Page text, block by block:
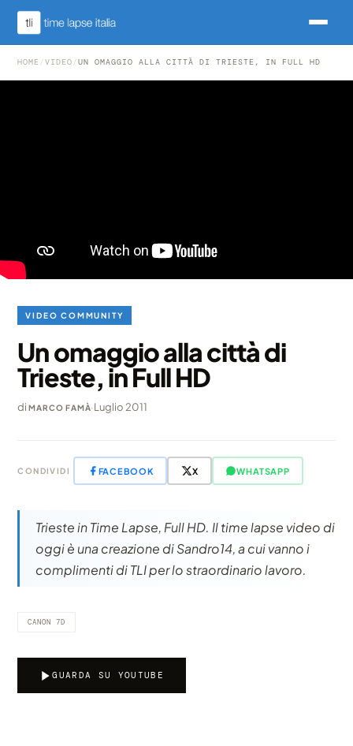
HOME /VIDEO /UN OMAGGIO ALLA CITTÀ DI TRIESTE, IN FULL HD
VIDEO COMMUNITY
Un omaggio alla città di
Trieste, in Full HD
diMARCO FAMÀ·Luglio 2011
CONDIVIDI FACEBOOK X WHATSAPP
Trieste in Time Lapse, Full HD. Il time lapse video di
oggi è una creazione di Sandro14, a cui vanno i
complimenti di TLI per lo straordinario lavoro.
CANON 7D
GUARDA SU YOUTUBE